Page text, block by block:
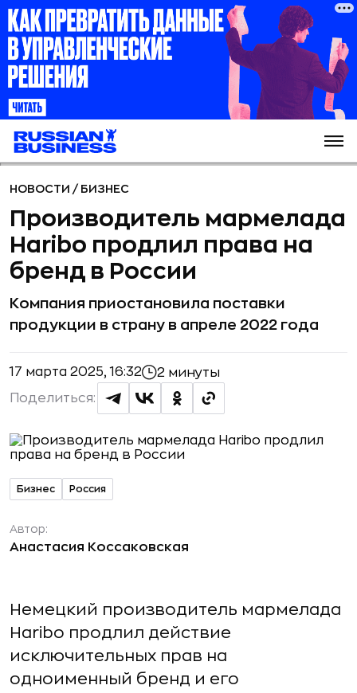
НОВОСТИ / БИЗНЕС
Производитель мармелада
Haribo продлил права на
бренд в России
Компания приостановила поставки
продукции в страну в апреле 2022 года
17 марта 2025, 16:32 2 минуты
Поделиться:
Бизнес Россия
Автор:
Анастасия Коссаковская
Немецкий производитель мармелада
Haribo продлил действие
исключительных прав на
одноименный бренд и его